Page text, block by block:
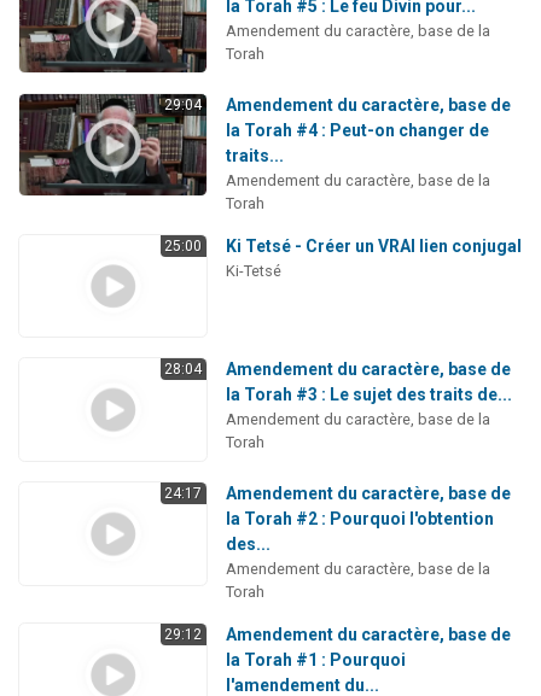
la Torah #5 : Le feu Divin pour...
Amendement du caractère, base de la
Torah
29:04
Amendement du caractère, base de
la Torah #4 : Peut-on changer de
traits...
Amendement du caractère, base de la
Torah
25:00 Ki Tetsé - Créer un VRAI lien conjugal
Ki-Tetsé
28:04
Amendement du caractère, base de
la Torah #3 : Le sujet des traits de...
Amendement du caractère, base de la
Torah
24:17
Amendement du caractère, base de
la Torah #2 : Pourquoi l'obtention
des...
Amendement du caractère, base de la
Torah
29:12
Amendement du caractère, base de
la Torah #1 : Pourquoi
l'amendement du...